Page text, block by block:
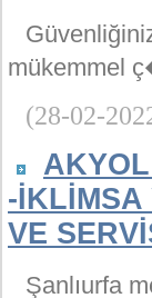
mükemmel
(28-02-
-İKLİMSA
VE
Şanlıurfa